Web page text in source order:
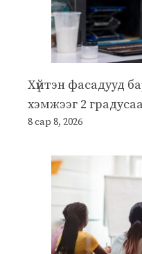
Хүйтэн фасадууд
хэмжээг 2
8 сар 8, 2026